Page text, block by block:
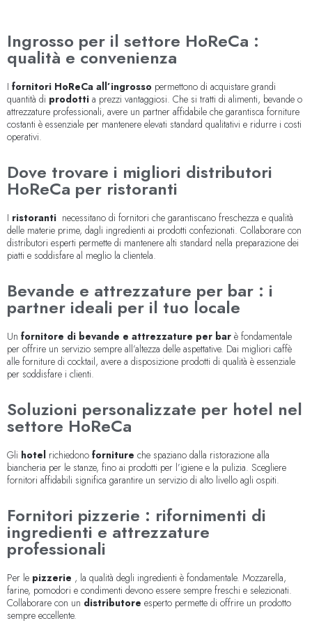
Ingrosso per il settore HoReCa :
qualità e convenienza
I fornitori HoReCa all’ingrosso permettono di acquistare grandi
quantità di prodotti a prezzi vantaggiosi. Che si tratti di alimenti, bevande o
attrezzature professionali, avere un partner affidabile che garantisca forniture
costanti è essenziale per mantenere elevati standard qualitativi e ridurre i costi
operativi.
Dove trovare i migliori distributori
HoReCa per ristoranti
I ristoranti necessitano di fornitori che garantiscano freschezza e qualità
delle materie prime, dagli ingredienti ai prodotti confezionati. Collaborare con
distributori esperti permette di mantenere alti standard nella preparazione dei
piatti e soddisfare al meglio la clientela.
Bevande e attrezzature per bar : i
partner ideali per il tuo locale
Un fornitore di bevande e attrezzature per bar è fondamentale
per offrire un servizio sempre all’altezza delle aspettative. Dai migliori caffè
alle forniture di cocktail, avere a disposizione prodotti di qualità è essenziale
per soddisfare i clienti.
Soluzioni personalizzate per hotel nel
settore HoReCa
Gli hotel richiedono forniture che spaziano dalla ristorazione alla
biancheria per le stanze, fino ai prodotti per l’igiene e la pulizia. Scegliere
fornitori affidabili significa garantire un servizio di alto livello agli ospiti.
Fornitori pizzerie : rifornimenti di
ingredienti e attrezzature
professionali
Per le pizzerie , la qualità degli ingredienti è fondamentale. Mozzarella,
farine, pomodori e condimenti devono essere sempre freschi e selezionati.
Collaborare con un distributore esperto permette di offrire un prodotto
sempre eccellente.